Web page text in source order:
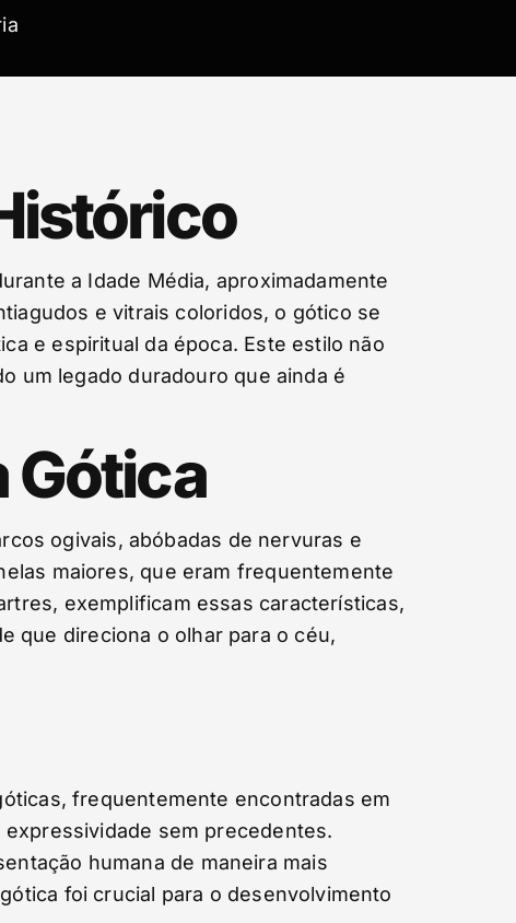
a Idade Média, aproximadamente
e vitrais coloridos, o gótico se
e espiritual da época. Este estilo não
um legado duradouro que ainda é
Gótica
ogivais, abóbadas de nervuras e
maiores, que eram frequentemente
exemplificam essas características,
que direciona o olhar para o céu,
frequentemente encontradas em
sem precedentes.
humana de maneira mais
foi crucial para o desenvolvimento